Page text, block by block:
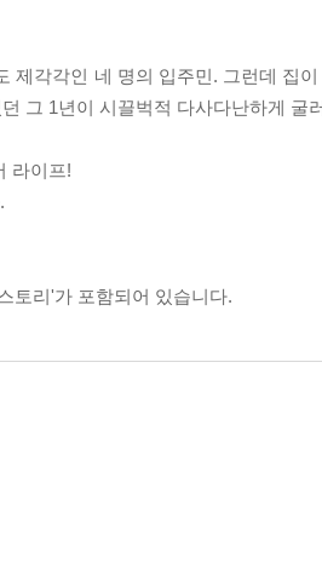
각각인 네 명의 입주민. 그런데 집
그 1년이 시끌벅적 다사다난하게 굴
라이프!
토리'가 포함되어 있습니다.